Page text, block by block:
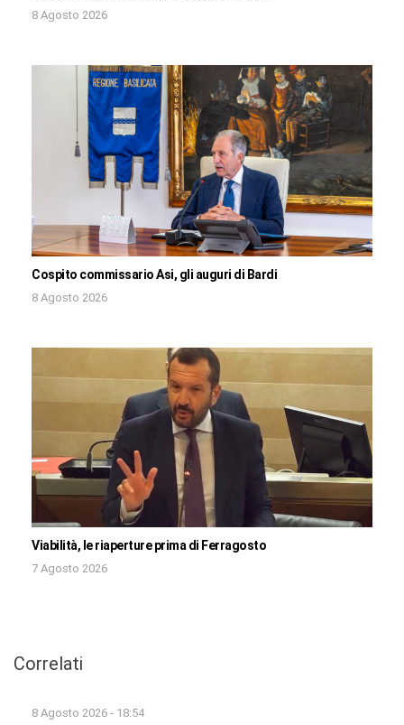
8 Agosto 2026
Cospito commissario Asi, gli auguri di Bardi
8 Agosto 2026
Viabilità, le riaperture prima di Ferragosto
7 Agosto 2026
Correlati
8 Agosto 2026 - 18:54